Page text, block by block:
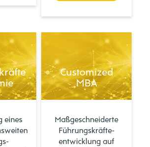
eines
Customized
MBA
Maßgeschneiderte
Führungs­kräfte­
entwicklung auf